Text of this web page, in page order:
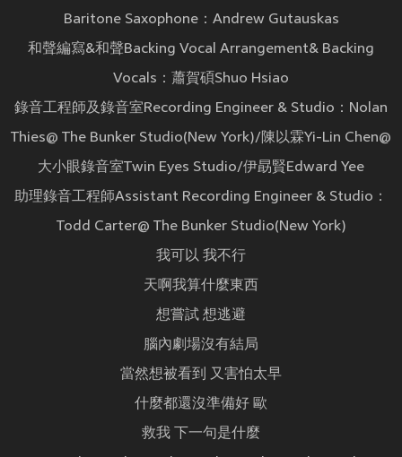
Baritone Saxophone：Andrew Gutauskas
和聲編寫&和聲Backing Vocal Arrangement& Backing
Vocals：蕭賀碩Shuo Hsiao
錄音工程師及錄音室Recording Engineer & Studio：Nolan
Thies@ The Bunker Studio(New York)/陳以霖Yi-Lin Chen@
大小眼錄音室Twin Eyes Studio/伊勗賢Edward Yee
助理錄音工程師Assistant Recording Engineer & Studio：
Todd Carter@ The Bunker Studio(New York)
我可以 我不行
天啊我算什麼東西
想嘗試 想逃避
腦內劇場沒有結局
當然想被看到 又害怕太早
什麼都還沒準備好 歐
救我 下一句是什麼